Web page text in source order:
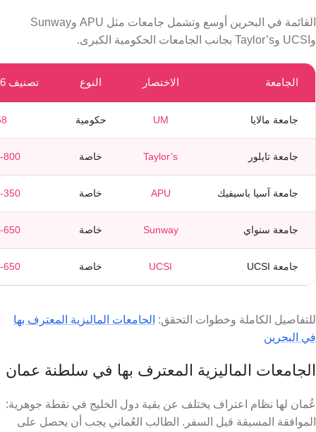
القائمة في البحرين أوسع وتشمل جامعات مثل APU وSunway
وUCSI وTaylor’s بجانب الجامعات الحكومية الكبرى.
الجامعة الاختصار النوع تصنيف QS 2026
جامعة مالايا UM حكومية
جامعة تايلور Taylor’s خاصة 800
جامعة آسيا باسيفيك APU خاصة 350
جامعة سنواي Sunway خاصة 650
جامعة UCSI UCSI خاصة 650
للتفاصيل الكاملة وخطوات التحقق: الجامعات الماليزية المعترف بها
في البحرين
الجامعات الماليزية المعترف بها في سلطنة عمان
عُمان لها نظام اعتراف يختلف عن بقية دول الخليج في نقطة جوهرية:
الموافقة المسبقة قبل السفر. الطالب العُماني يجب أن يحصل على